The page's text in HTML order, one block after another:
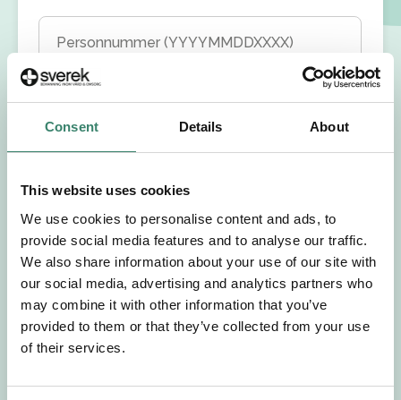
Consent Details About
This website uses cookies
We use cookies to personalise content and ads, to
provide social media features and to analyse our traffic.
We also share information about your use of our site with
our social media, advertising and analytics partners who
may combine it with other information that you’ve
provided to them or that they’ve collected from your use
of their services.
Personnummer (YYYYMMDDXXXX)
Efternamn
Välj önskat arbetsområde
Välj önskad anställningsform